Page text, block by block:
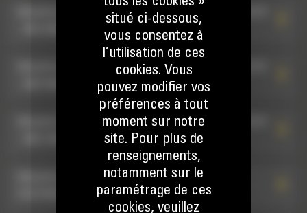
Attache de type S à raccords hydrauliques HCS70
Attache de type S à raccords hydrauliques HCS70
Attache de type S à raccords hydrauliques HCS70
Attache de type S à raccords hydrauliques
HCS70/55 : 582-9886
situé ci-dessous,
vous consentez à
l’utilisation de ces
cookies. Vous
pouvez modifier vos
préférences à tout
moment sur notre
site. Pour plus de
renseignements,
notamment sur le
paramétrage de ces
cookies, veuillez